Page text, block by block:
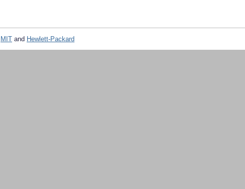
MIT and Hewlett-Packard